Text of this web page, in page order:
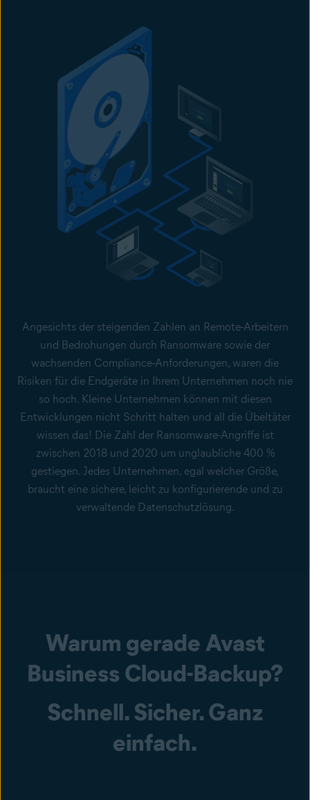
Angesichts der steigenden Zahlen an Remote-Arbeitern
und Bedrohungen durch Ransomware sowie der
wachsenden Compliance-Anforderungen, waren die
Risiken für die Endgeräte in Ihrem Unternehmen noch nie
so hoch. Kleine Unternehmen können mit diesen
Entwicklungen nicht Schritt halten und all die Übeltäter
wissen das! Die Zahl der Ransomware-Angriffe ist
zwischen 2018 und 2020 um unglaubliche 400 %
gestiegen. Jedes Unternehmen, egal welcher Größe,
braucht eine sichere, leicht zu konfigurierende und zu
verwaltende Datenschutzlösung.
Warum gerade Avast
Business Cloud-Backup?
Schnell. Sicher. Ganz
einfach.